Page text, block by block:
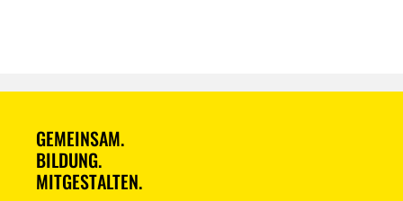
GEMEINSAM.
BILDUNG.
MITGESTALTEN.